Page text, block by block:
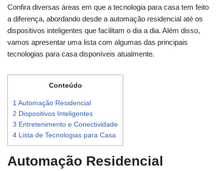
Confira diversas áreas em que a tecnologia para casa tem feito
a diferença, abordando desde a automação residencial até os
dispositivos inteligentes que facilitam o dia a dia. Além disso,
vamos apresentar uma lista com algumas das principais
tecnologias para casa disponíveis atualmente.
Conteúdo
1 Automação Residencial
2 Dispositivos Inteligentes
3 Entretenimento e Conectividade
4 Lista de Tecnologias para Casa
Automação Residencial